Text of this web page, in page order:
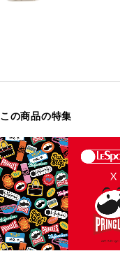
この商品の特集